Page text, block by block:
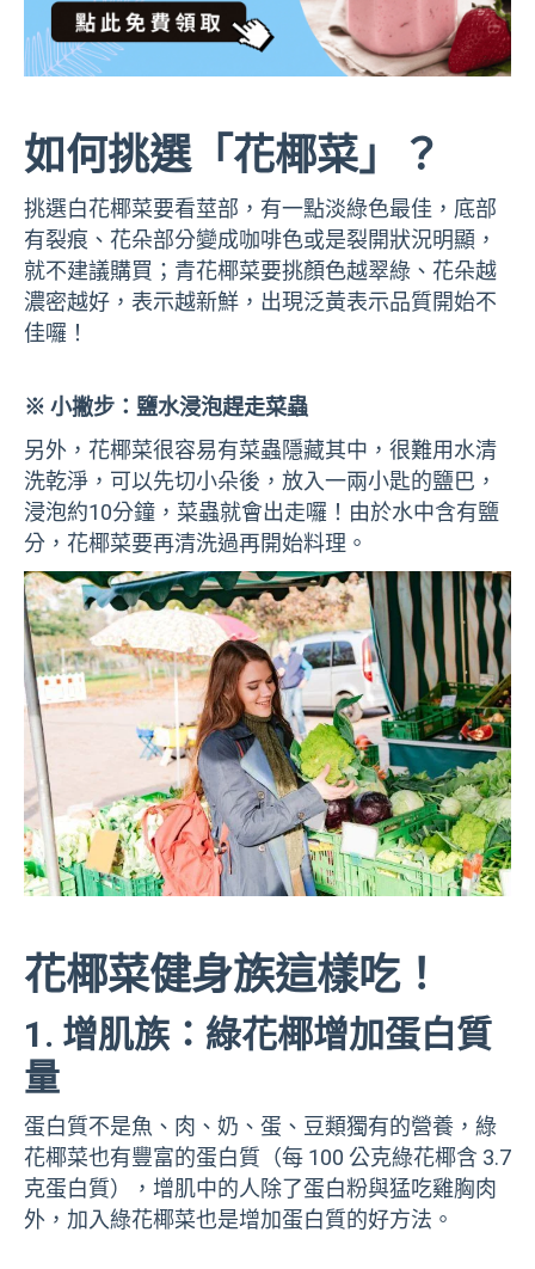
如何挑選「花椰菜」？
挑選白花椰菜要看莖部，有一點淡綠色最佳，底部
有裂痕、花朵部分變成咖啡色或是裂開狀況明顯，
就不建議購買；青花椰菜要挑顏色越翠綠、花朵越
濃密越好，表示越新鮮，出現泛黃表示品質開始不
佳囉！
※ 小撇步：鹽水浸泡趕走菜蟲
另外，花椰菜很容易有菜蟲隱藏其中，很難用水清
洗乾淨，可以先切小朵後，放入一兩小匙的鹽巴，
浸泡約10分鐘，菜蟲就會出走囉！由於水中含有鹽
分，花椰菜要再清洗過再開始料理。
花椰菜健身族這樣吃！
1. 增肌族：綠花椰增加蛋白質
量
蛋白質不是魚、肉、奶、蛋、豆類獨有的營養，綠
花椰菜也有豐富的蛋白質（每 100 公克綠花椰含 3.7
克蛋白質），增肌中的人除了蛋白粉與猛吃雞胸肉
外，加入綠花椰菜也是增加蛋白質的好方法。